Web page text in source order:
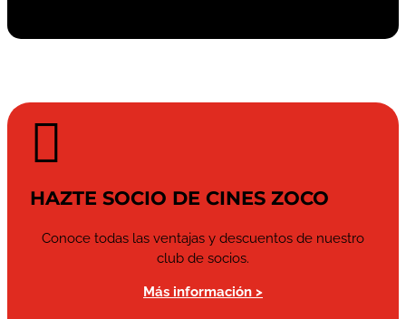

HAZTE SOCIO DE CINES ZOCO
Conoce todas las ventajas y descuentos de nuestro
club de socios.
Más información >